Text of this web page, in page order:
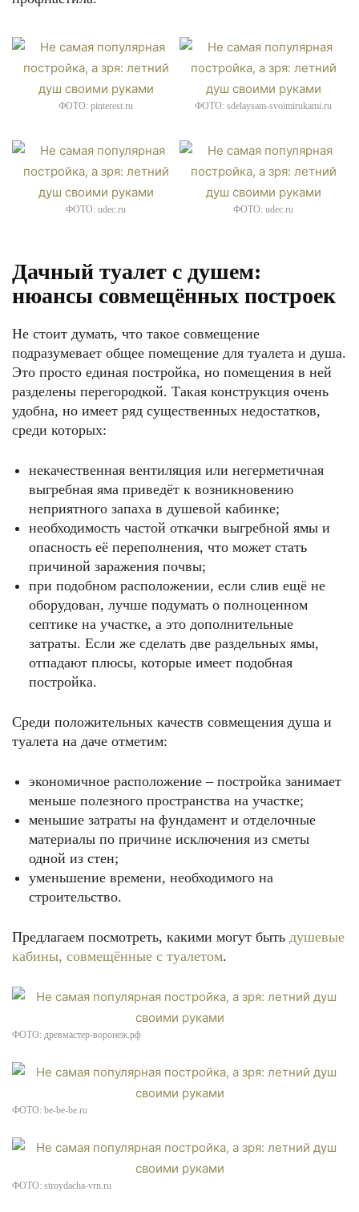
ФОТО: pinterest.ru ФОТО: sdelaysam-svoimirukami.ru
ФОТО: udec.ru ФОТО: udec.ru
Дачный туалет с душем:
нюансы совмещённых построек
Не стоит думать, что такое совмещение
подразумевает общее помещение для туалета и душа.
Это просто единая постройка, но помещения в ней
разделены перегородкой. Такая конструкция очень
удобна, но имеет ряд существенных недостатков,
среди которых:
некачественная вентиляция или негерметичная
выгребная яма приведёт к возникновению
неприятного запаха в душевой кабинке;
необходимость частой откачки выгребной ямы и
опасность её переполнения, что может стать
причиной заражения почвы;
при подобном расположении, если слив ещё не
оборудован, лучше подумать о полноценном
септике на участке, а это дополнительные
затраты. Если же сделать две раздельных ямы,
отпадают плюсы, которые имеет подобная
постройка.
Среди положительных качеств совмещения душа и
туалета на даче отметим:
экономичное расположение – постройка занимает
меньше полезного пространства на участке;
меньшие затраты на фундамент и отделочные
материалы по причине исключения из сметы
одной из стен;
уменьшение времени, необходимого на
строительство.
Предлагаем посмотреть, какими могут быть душевые
кабины, совмещённые с туалетом.
ФОТО: древмастер-воронеж.рф
ФОТО: be-be-be.ru
ФОТО: stroydacha-vrn.ru